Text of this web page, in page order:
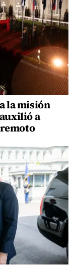
la misión
a